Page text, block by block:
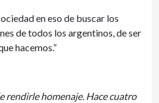
en eso de buscar los
de todos los argentinos, de ser
hacemos.”
rendirle homenaje. Hace cuatro